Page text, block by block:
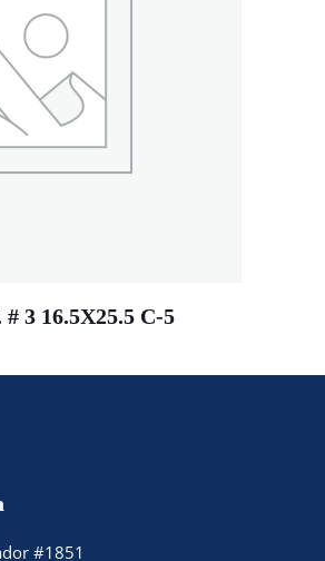
3 16.5X25.5 C-5
#1851